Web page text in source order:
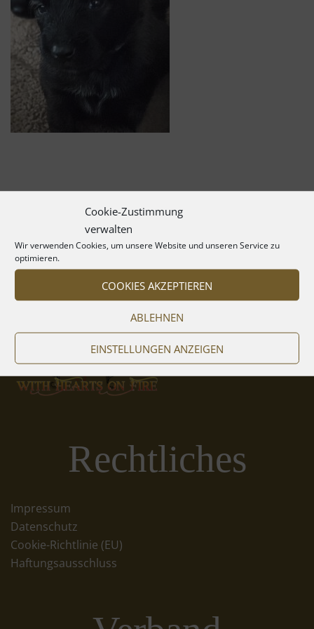
Cookie-Zustimmung
verwalten
Wir verwenden Cookies, um unsere Website und unseren Service zu
optimieren.
COOKIES AKZEPTIEREN
ABLEHNEN
EINSTELLUNGEN ANZEIGEN
Rechtliches
Impressum
Datenschutz
Cookie-Richtlinie (EU)
Haftungsausschluss